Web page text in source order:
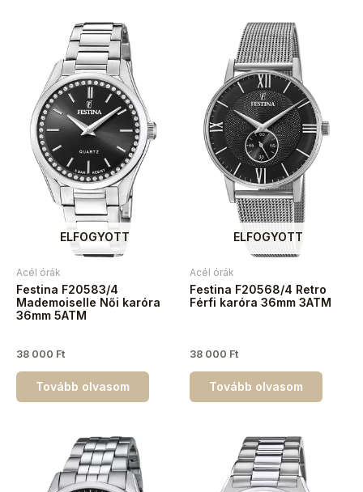
ELFOGYOTT
Acél órák
Festina F20583/4
Mademoiselle Női karóra
36mm 5ATM
38 000 Ft
Tovább olvasom
ELFOGYOTT
Acél órák
Festina F20568/4 Retro
Férfi karóra 36mm 3ATM
38 000 Ft
Tovább olvasom